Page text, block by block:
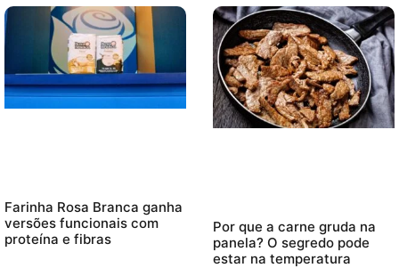
Farinha Rosa Branca ganha
versões funcionais com
proteína e fibras
Por que a carne gruda na
panela? O segredo pode
estar na temperatura